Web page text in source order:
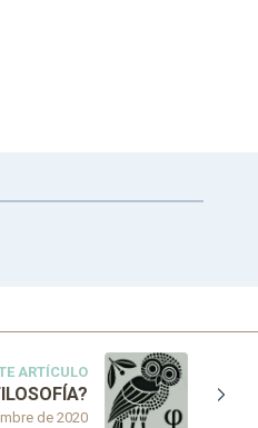
ARTÍCULO
de 2020